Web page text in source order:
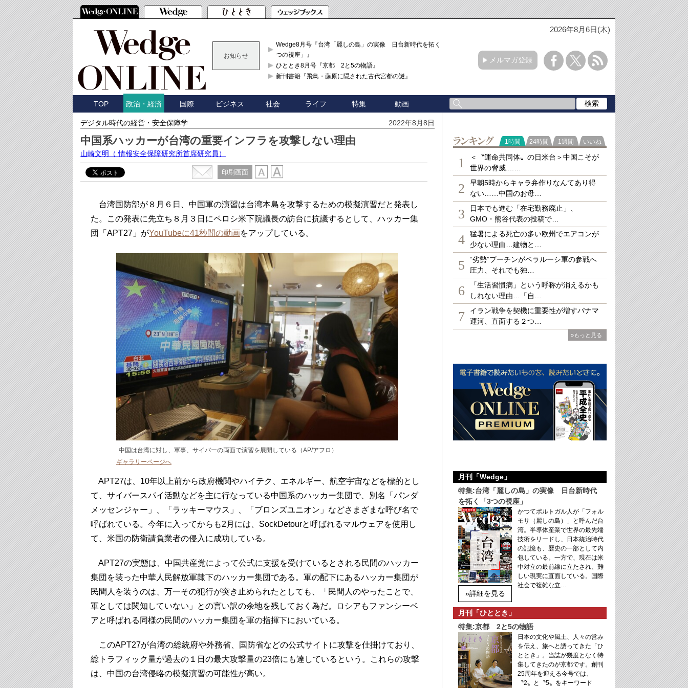
2026年8月6日(木)
お知らせ
Wedge8月号『台湾「麗しの島」の実像 日台新時代を拓く「3
つの視座」』
ひととき8月号『京都 2と5の物語』
新刊書籍『飛鳥・藤原に隠された古代宮都の謎』
メルマガ登録
TOP 政治・経済 国際 ビジネス 社会 ライフ 特集 動画
デジタル時代の経営・安全保障学 2022年8月8日
中国系ハッカーが台湾の重要インフラを攻撃しない理由
山崎文明 （ 情報安全保障研究所首席研究員）
印刷画面
台湾国防部が８月６日、中国軍の演習は台湾本島を攻撃するための模擬演習だと発表し
た。この発表に先立ち８月３日にペロシ米下院議長の訪台に抗議するとして、ハッカー集
団「APT27」がYouTubeに41秒間の動画をアップしている。
中国は台湾に対し、軍事、サイバーの両面で演習を展開している（AP/アフロ）
ギャラリーページへ
APT27は、10年以上前から政府機関やハイテク、エネルギー、航空宇宙などを標的とし
て、サイバースパイ活動などを主に行なっている中国系のハッカー集団で、別名「パンダ
メッセンジャー」、「ラッキーマウス」、「ブロンズユニオン」などさまざまな呼び名で
呼ばれている。今年に入ってからも2月には、SockDetourと呼ばれるマルウェアを使用し
て、米国の防衛請負業者の侵入に成功している。
APT27の実態は、中国共産党によって公式に支援を受けているとされる民間のハッカー
集団を装った中華人民解放軍隷下のハッカー集団である。軍の配下にあるハッカー集団が
民間人を装うのは、万一その犯行が突き止められたとしても、「民間人のやったことで、
軍としては関知していない」との言い訳の余地を残しておく為だ。ロシアもファンシーベ
アと呼ばれる同様の民間のハッカー集団を軍の指揮下においている。
このAPT27が台湾の総統府や外務省、国防省などの公式サイトに攻撃を仕掛けており、
総トラフィック量が過去の１日の最大攻撃量の23倍にも達しているという。これらの攻撃
は、中国の台湾侵略の模擬演習の可能性が高い。
ランキング
1時間 24時間 1週間 いいね
1
＜〝運命共同体〟の日米台＞中国こそが
世界の脅威....…
2
早朝5時からキャラ弁作りなんてあり得
ない……中国のお母…
3
日本でも進む「在宅勤務廃止」、
GMO・熊谷代表の投稿で…
4
猛暑による死亡の多い欧州でエアコンが
少ない理由…建物と…
5
“劣勢”プーチンがベラルーシ軍の参戦へ
圧力、それでも独…
6
「生活習慣病」という呼称が消えるかも
しれない理由…「自…
7
イラン戦争を契機に重要性が増すパナマ
運河、直面する２つ…
»もっと見る
月刊「Wedge」
特集:台湾「麗しの島」の実像 日台新時代
を拓く「3つの視座」
»詳細を見る
かつてポルトガル人が「フォル
モサ（麗しの島）」と呼んだ台
湾。半導体産業で世界の最先端
技術をリードし、日本統治時代
の記憶も、歴史の一部として内
包している。一方で、現在は米
中対立の最前線に立たされ、難
しい現実に直面している。国際
社会で複雑な立…
月刊「ひととき」
特集:京都 2と5の物語
日本の文化や風土、人々の営み
を伝え、旅へと誘ってきた「ひ
ととき」。当誌が幾度となく特
集してきたのが京都です。創刊
25周年を迎える今号では、
〝2〟と〝5〟をキーワード